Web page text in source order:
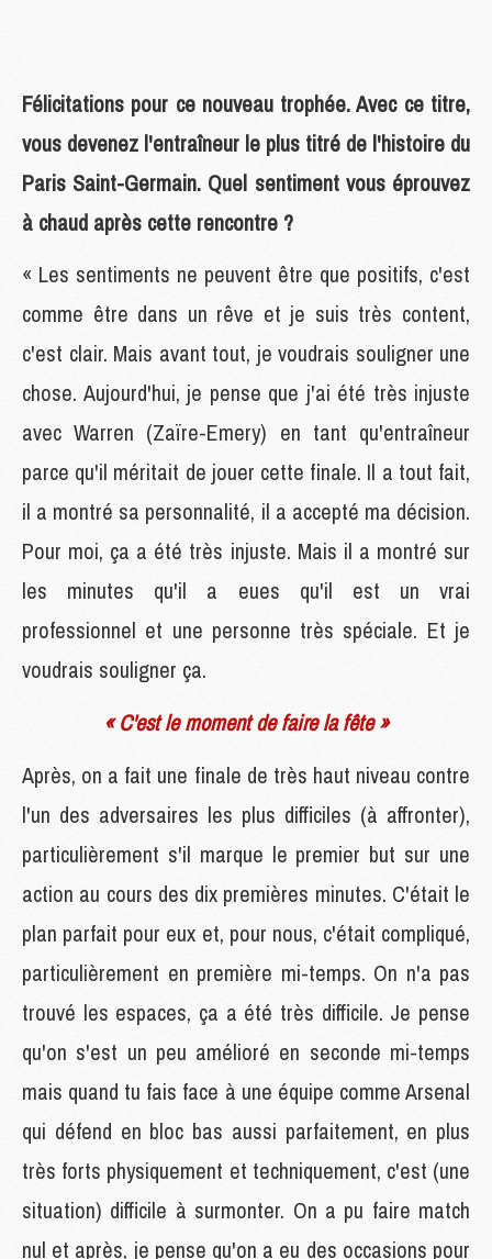
Félicitations pour ce nouveau trophée. Avec ce titre,
vous devenez l'entraîneur le plus titré de l'histoire du
Paris Saint-Germain. Quel sentiment vous éprouvez
à chaud après cette rencontre ?
« Les sentiments ne peuvent être que positifs, c'est
comme être dans un rêve et je suis très content,
c'est clair. Mais avant tout, je voudrais souligner une
chose. Aujourd'hui, je pense que j'ai été très injuste
avec Warren (Zaïre-Emery) en tant qu'entraîneur
parce qu'il méritait de jouer cette finale. Il a tout fait,
il a montré sa personnalité, il a accepté ma décision.
Pour moi, ça a été très injuste. Mais il a montré sur
les minutes qu'il a eues qu'il est un vrai
professionnel et une personne très spéciale. Et je
voudrais souligner ça.
« C'est le moment de faire la fête »
Après, on a fait une finale de très haut niveau contre
l'un des adversaires les plus difficiles (à affronter),
particulièrement s'il marque le premier but sur une
action au cours des dix premières minutes. C'était le
plan parfait pour eux et, pour nous, c'était compliqué,
particulièrement en première mi-temps. On n'a pas
trouvé les espaces, ça a été très difficile. Je pense
qu'on s'est un peu amélioré en seconde mi-temps
mais quand tu fais face à une équipe comme Arsenal
qui défend en bloc bas aussi parfaitement, en plus
très forts physiquement et techniquement, c'est (une
situation) difficile à surmonter. On a pu faire match
nul et après, je pense qu'on a eu des occasions pour